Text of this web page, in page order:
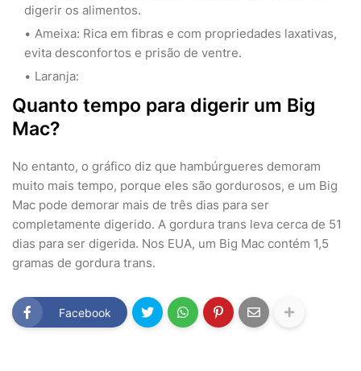
digerir os alimentos.
Ameixa: Rica em fibras e com propriedades laxativas,
evita desconfortos e prisão de ventre.
Laranja:
Quanto tempo para digerir um Big
Mac?
No entanto, o gráfico diz que hambúrgueres demoram
muito mais tempo, porque eles são gordurosos, e um Big
Mac pode demorar mais de três dias para ser
completamente digerido. A gordura trans leva cerca de 51
dias para ser digerida. Nos EUA, um Big Mac contém 1,5
gramas de gordura trans.
Facebook